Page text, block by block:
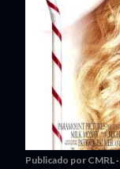
Publicado por CMRL